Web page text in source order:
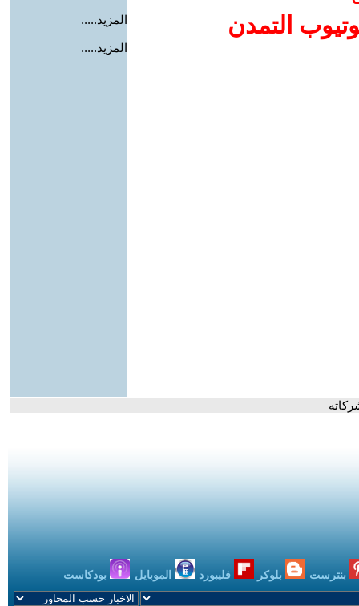
التمدن
المزيد.....
المزيد.....
بنترست بلوكر فليبورد الموبايل بودكاست